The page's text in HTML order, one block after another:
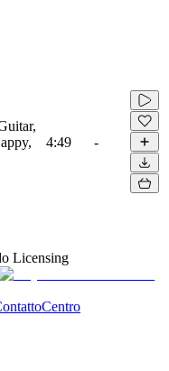
4:49 -
Licensing
Centro